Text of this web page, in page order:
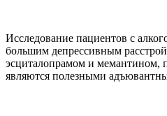
Исследование пациентов с
большим депрессивным
эсциталопрамом и мемантином,
являются полезными